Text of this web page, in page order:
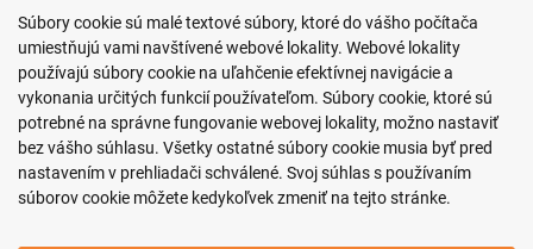
sekcovpredajna@doroka.sk
Pon-Ned: 9:00 - 20:00
Podmienky nákupu
Informácie o firme
Súbory cookie sú malé textové súbory, ktoré do vášho počítača
umiestňujú vami navštívené webové lokality. Webové lokality
používajú súbory cookie na uľahčenie efektívnej navigácie a
vykonania určitých funkcií používateľom. Súbory cookie, ktoré sú
potrebné na správne fungovanie webovej lokality, možno nastaviť
bez vášho súhlasu. Všetky ostatné súbory cookie musia byť pred
nastavením v prehliadači schválené. Svoj súhlas s používaním
súborov cookie môžete kedykoľvek zmeniť na tejto stránke.